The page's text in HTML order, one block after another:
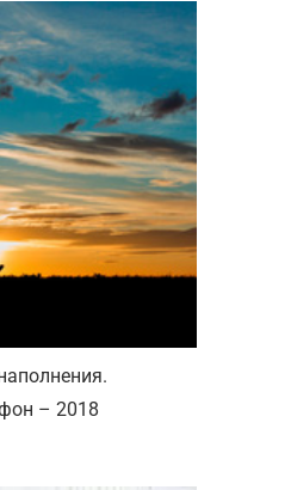
– 2018